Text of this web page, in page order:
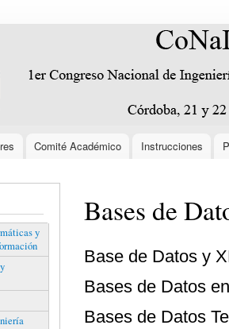
Comité Académico Instrucciones
y
Bases de
Base de Datos y
Bases de Datos
Bases de Datos